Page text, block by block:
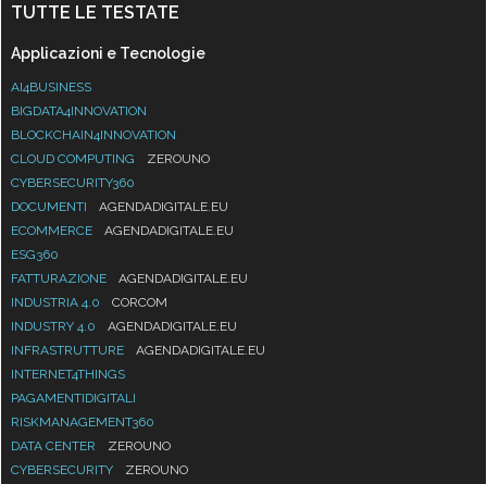
TUTTE LE TESTATE
Applicazioni e Tecnologie
AI4BUSINESS
BIGDATA4INNOVATION
BLOCKCHAIN4INNOVATION
CLOUD COMPUTING
ZEROUNO
CYBERSECURITY360
DOCUMENTI
AGENDADIGITALE.EU
ECOMMERCE
AGENDADIGITALE.EU
ESG360
FATTURAZIONE
AGENDADIGITALE.EU
INDUSTRIA 4.0
CORCOM
INDUSTRY 4.0
AGENDADIGITALE.EU
INFRASTRUTTURE
AGENDADIGITALE.EU
INTERNET4THINGS
PAGAMENTIDIGITALI
RISKMANAGEMENT360
DATA CENTER
ZEROUNO
CYBERSECURITY
ZEROUNO